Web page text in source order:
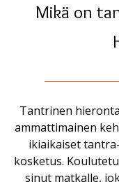
Mikä on
Tantrinen
ammattimainen
ikiaikaiset
kosketus.
sinut matkalle,